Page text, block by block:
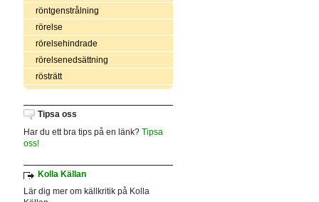
röntgenstrålning
rörelse
rörelsehindrade
rörelsenedsättning
rösträtt
Tipsa oss
Har du ett bra tips på en länk? Tipsa
oss!
Kolla Källan
Lär dig mer om källkritik på Kolla